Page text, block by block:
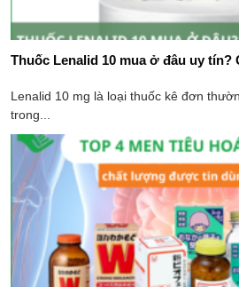
Thuốc Lenalid 10 mua ở đâu​ uy tín?
Lenalid 10 mg là loại thuốc kê đơn
trong...